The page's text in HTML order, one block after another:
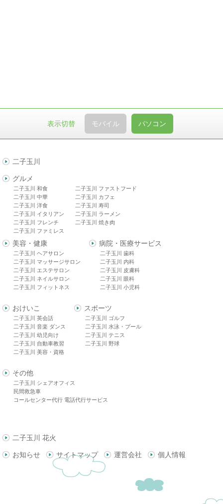
表示切替 モバイル パソコン
二子玉川
グルメ
二子玉川 和食
二子玉川 中華
二子玉川 洋食
二子玉川 イタリアン
二子玉川 フレンチ
二子玉川 ファミレス
二子玉川 ファストフード
二子玉川 カフェ
二子玉川 寿司
二子玉川 ラーメン
二子玉川 焼き肉
美容・健康
二子玉川 ヘアサロン
二子玉川 マッサージサロン
二子玉川 エステサロン
二子玉川 ネイルサロン
二子玉川 フィットネス
病院・医療サービス
二子玉川 歯科
二子玉川 内科
二子玉川 皮膚科
二子玉川 眼科
二子玉川 小児科
おけいこ
二子玉川 英会話
二子玉川 音楽 ダンス
二子玉川 幼児向け
二子玉川 自動車教習
二子玉川 美容・資格
スポーツ
二子玉川 ゴルフ
二子玉川 水泳・プール
二子玉川 テニス
二子玉川 野球
その他
二子玉川 シェアオフィス
民間救急車
コールセンター代行 電話代行サービス
二子玉川 花火
お知らせ サイトマップ 運営会社 個人情報